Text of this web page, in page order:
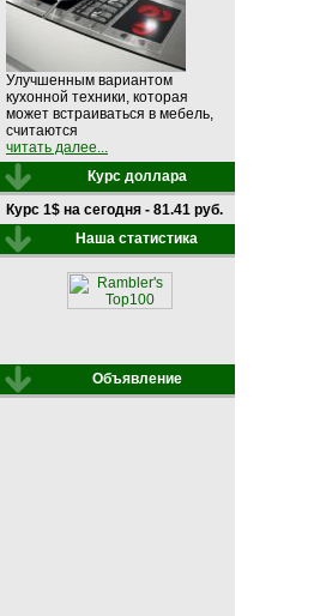
Улучшенным вариантом
кухонной техники, которая
может встраиваться в мебель,
считаются
читать далее...
Курс доллара
Курс 1$ на сегодня - 81.41 руб.
Наша статистика
Объявление